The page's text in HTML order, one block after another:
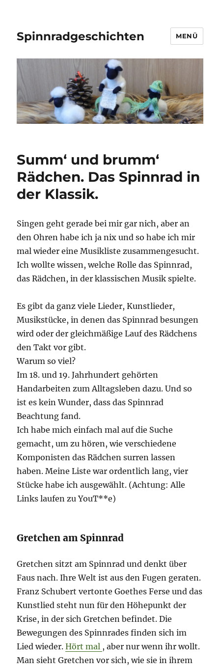
Spinnradgeschichten MENÜ
Summ‘ und brumm‘
Rädchen. Das Spinnrad in
der Klassik.
Singen geht gerade bei mir gar nich, aber an
den Ohren habe ich ja nix und so habe ich mir
mal wieder eine Musikliste zusammengesucht.
Ich wollte wissen, welche Rolle das Spinnrad,
das Rädchen, in der klassischen Musik spielte.
Es gibt da ganz viele Lieder, Kunstlieder,
Musikstücke, in denen das Spinnrad besungen
wird oder der gleichmäßige Lauf des Rädchens
den Takt vor gibt.
Warum so viel?
Im 18. und 19. Jahrhundert gehörten
Handarbeiten zum Alltagsleben dazu. Und so
ist es kein Wunder, dass das Spinnrad
Beachtung fand.
Ich habe mich einfach mal auf die Suche
gemacht, um zu hören, wie verschiedene
Komponisten das Rädchen surren lassen
haben. Meine Liste war ordentlich lang, vier
Stücke habe ich ausgewählt. (Achtung: Alle
Links laufen zu YouT**e)
Gretchen am Spinnrad
Gretchen sitzt am Spinnrad und denkt über
Faus nach. Ihre Welt ist aus den Fugen geraten.
Franz Schubert vertonte Goethes Ferse und das
Kunstlied steht nun für den Höhepunkt der
Krise, in der sich Gretchen befindet. Die
Bewegungen des Spinnrades finden sich im
Lied wieder.Hört mal , aber nur wenn ihr wollt.
Man sieht Gretchen vor sich, wie sie in ihrem